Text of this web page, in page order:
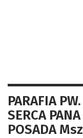
PARAFIA
SERCA
POSADA